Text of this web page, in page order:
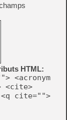
HTML:
<acronym
<cite>
<q cite="">